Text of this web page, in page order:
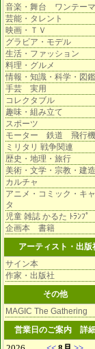
音楽・舞台 ワンテーマ
芸能・タレント
映画・ＴＶ
グラビア・モデル
生活・ファッション
料理・グルメ
情報・知識・科学・図鑑
手芸 実用
コレクタブル
趣味・組み立て
スポーツ
モーター 鉄道 飛行機
ミリタリ 戦争関連
歴史・地理・旅行
美術・文学・宗教・建
カルチャ
アニメ・コミック・キ
タ
児童 雑誌 かるた ﾄﾗﾝﾌﾟ
企画本 書籍
アーティスト・出版
サイン本
作家・出版社
その他
MAGIC The Gathering
営業日のご案内 詳